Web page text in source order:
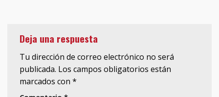
Deja una respuesta
Tu dirección de correo electrónico no será
publicada. Los campos obligatorios están
marcados con *